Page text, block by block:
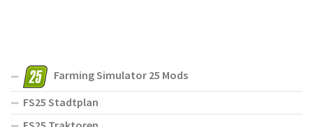
Farming Simulator 25 Mods
FS25 Stadtplan